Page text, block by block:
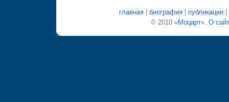
главная| биография| публикации|
© 2010 «Моцарт». О